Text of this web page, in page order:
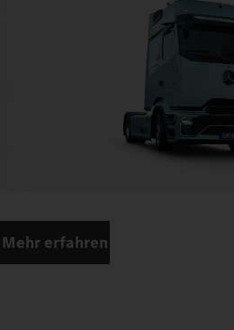
Mehr erfahren